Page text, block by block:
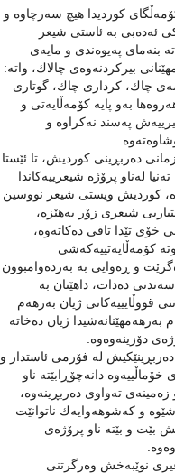
كوردیدا هیچ سەرچاوە و
ئەدەبی بە ئاستی شیعر
بنەمای پەیوەندی و مایەی
بیركردنەوەی چالاك، واتە:
چاك، كرداری چاك، گوتاری
بەو پایە كۆمەڵایەتی و
پەسند نەكراوە و
دەربڕینی كوردیش، تا ئێستا
لەناو پرۆژە شیعرییەكاندا
كوردیش ویستی شیعر نووسین
شیعری زۆر بەهێزە،
خۆی تێدا تاقی دەكاتەوە،
كۆمەڵایەتییەكەشی
و ڕەوایی بە بەردەوامبوون
دەدات، داهێنان بە
قووڵایییەكانی ژیان بەرهەم
بەرهەمهێنانەشیدا ژیان دەخاتە
دۆزینەوەوە.
لە فۆرمی ئاستدار و
خۆماڵییەوە دانەچۆڕابێتە ناو
زەمینەی تەواوی دەربڕینەوە،
و كەشوهەوایەك ناتوانێت
بێت و بێتە ناو پرۆژەی
نوێبەخش وەرگرتنی